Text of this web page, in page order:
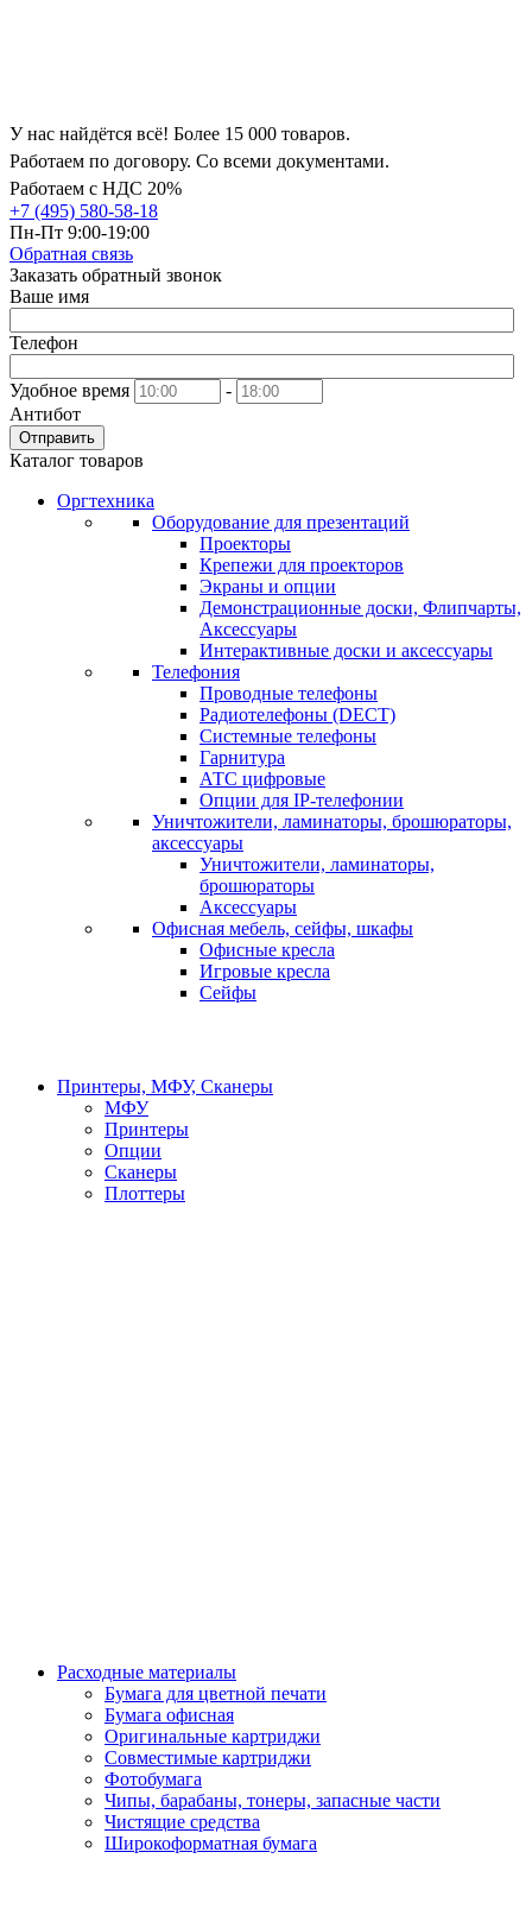
У нас найдётся всё! Более 15 000 товаров.
Работаем по договору. Со всеми документами.
Работаем с НДС 20%
+7 (495) 580-58-18
Пн-Пт 9:00-19:00
Обратная связь
Заказать обратный звонок
Ваше имя
Телефон
Удобное время
-
Антибот
Отправить
Каталог товаров
Оргтехника
Оборудование для презентаций
Проекторы
Крепежи для проекторов
Экраны и опции
Демонстрационные доски, Флипчарты,
Аксессуары
Интерактивные доски и аксессуары
Телефония
Проводные телефоны
Радиотелефоны (DECT)
Системные телефоны
Гарнитура
АТС цифровые
Опции для IP-телефонии
Уничтожители, ламинаторы, брошюраторы,
аксессуары
Уничтожители, ламинаторы,
брошюраторы
Аксессуары
Офисная мебель, сейфы, шкафы
Офисные кресла
Игровые кресла
Сейфы
Принтеры, МФУ, Сканеры
МФУ
Принтеры
Опции
Сканеры
Плоттеры
Расходные материалы
Бумага для цветной печати
Бумага офисная
Оригинальные картриджи
Совместимые картриджи
Фотобумага
Чипы, барабаны, тонеры, запасные части
Чистящие средства
Широкоформатная бумага